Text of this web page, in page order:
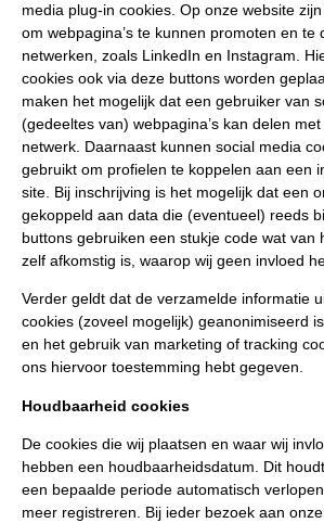
media plug-in cookies. Op onze website
om webpagina’s te kunnen promoten en te
netwerken, zoals LinkedIn en Instagram.
cookies ook via deze buttons worden
maken het mogelijk dat een gebruiker van
(gedeeltes van) webpagina’s kan delen
netwerk. Daarnaast kunnen social media
gebruikt om profielen te koppelen aan een
site. Bij inschrijving is het mogelijk dat een
gekoppeld aan data die (eventueel) reeds
buttons gebruiken een stukje code wat van
zelf afkomstig is, waarop wij geen invloed
Verder geldt dat de verzamelde informatie
cookies (zoveel mogelijk) geanonimiseerd
en het gebruik van marketing of tracking
ons hiervoor toestemming hebt gegeven.
Houdbaarheid cookies
De cookies die wij plaatsen en waar wij
hebben een houdbaarheidsdatum. Dit
een bepaalde periode automatisch
meer registreren. Bij ieder bezoek aan